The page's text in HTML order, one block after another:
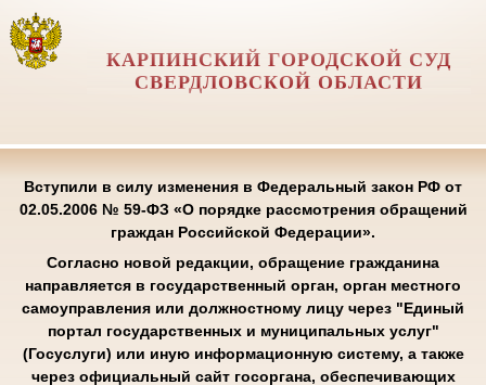
КАРПИНСКИЙ ГОРОДСКОЙ СУД
СВЕРДЛОВСКОЙ ОБЛАСТИ
Вступили в силу изменения в Федеральный закон РФ от
02.05.2006 № 59-ФЗ «О порядке рассмотрения обращений
граждан Российской Федерации».
Согласно новой редакции, обращение гражданина
направляется в государственный орган, орган местного
самоуправления или должностному лицу через "Единый
портал государственных и муниципальных услуг"
(Госуслуги) или иную информационную систему, а также
через официальный сайт госоргана, обеспечивающих